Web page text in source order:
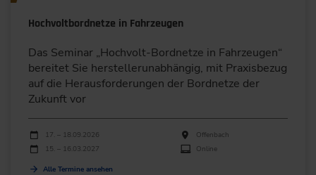
Hochvoltbordnetze in Fahrzeugen
Das Seminar „Hochvolt-Bordnetze in Fahrzeugen“
bereitet Sie herstellerunabhängig, mit Praxisbezug
auf die Herausforderungen der Bordnetze der
Zukunft vor
Durchführungen
Veranstaltungsdatum
17. – 18.09.2026
Offenbach
15. – 16.03.2027
Online
Alle Termine ansehen